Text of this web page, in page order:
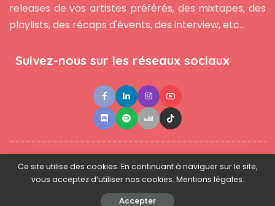
releases de vos artistes préférés, des mixtapes, des
playlists, des récaps d'évents, des interview, etc...
Suivez-nous sur les réseaux sociaux
Contact ●Newsletter ● L'équipe ● Mentions légales
© 2025 - www.guettapen.com - Tous droits réservés.
Ce site utilise des cookies. En continuant à naviguer sur le site,
vous acceptez d’utiliser nos cookies. Mentions légales.
Accepter